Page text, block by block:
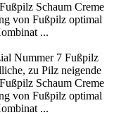
Schaum Creme
von Fußpilz optimal
...
Nummer 7 Fußpilz
zu Pilz neigende
Schaum Creme
von Fußpilz optimal
...